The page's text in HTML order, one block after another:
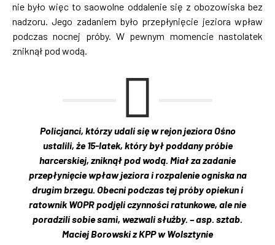
nie było więc to saowolne oddalenie się z obozowiska bez
nadzoru. Jego zadaniem było przepłynięcie jeziora wpław
podczas nocnej próby. W pewnym momencie nastolatek
zniknął pod wodą.
Policjanci, którzy udali się w rejon jeziora Ośno
ustalili, że 15-latek, który był poddany próbie
harcerskiej, zniknął pod wodą. Miał za zadanie
przepłynięcie wpław jeziora i rozpalenie ogniska na
drugim brzegu. Obecni podczas tej próby opiekun i
ratownik WOPR podjęli czynności ratunkowe, ale nie
poradzili sobie sami, wezwali służby. – asp. sztab.
Maciej Borowski z KPP w Wolsztynie